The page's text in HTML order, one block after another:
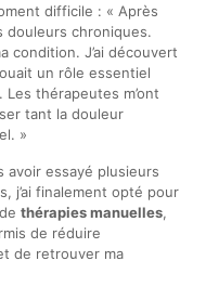
difficile : « Après
douleurs chroniques.
condition. J’ai découvert
un rôle essentiel
thérapeutes m’ont
tant la douleur
»
avoir essayé plusieurs
j’ai finalement opté pour
thérapies manuelles,
de réduire
de retrouver ma